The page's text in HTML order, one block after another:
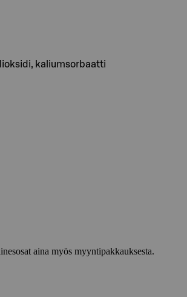
kaliumsorbaatti
aina myös myyntipakkauksesta.